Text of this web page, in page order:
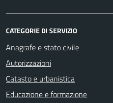
CATEGORIE DI SERVIZIO
Anagrafe e stato civile
Autorizzazioni
Catasto e urbanistica
Educazione e formazione